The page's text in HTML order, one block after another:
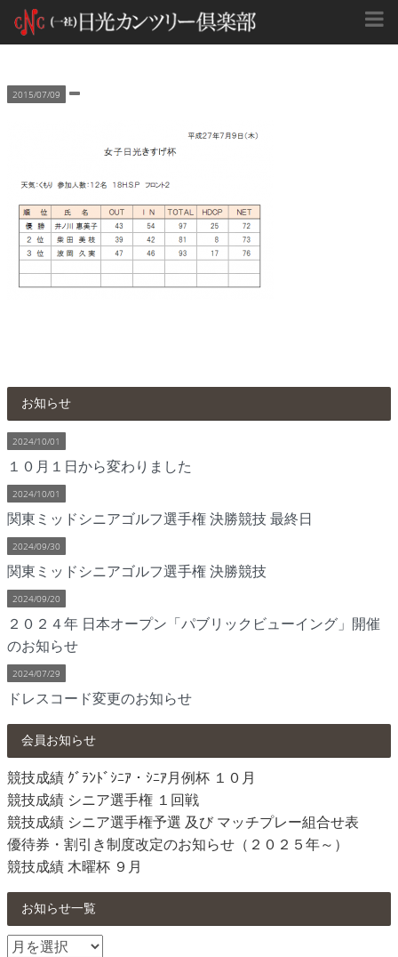
2015/07/09
お知らせ
2024/10/01
１０月１日から変わりました
2024/10/01
関東ミッドシニアゴルフ選手権 決勝競技 最終日
2024/09/30
関東ミッドシニアゴルフ選手権 決勝競技
2024/09/20
２０２４年 日本オープン「パブリックビューイング」開催
のお知らせ
2024/07/29
ドレスコード変更のお知らせ
会員お知らせ
競技成績 ｸﾞﾗﾝﾄﾞｼﾆｱ・ｼﾆｱ月例杯 １０月
競技成績 シニア選手権 １回戦
競技成績 シニア選手権予選 及び マッチプレー組合せ表
優待券・割引き制度改定のお知らせ（２０２５年～）
競技成績 木曜杯 ９月
お知らせ一覧
お